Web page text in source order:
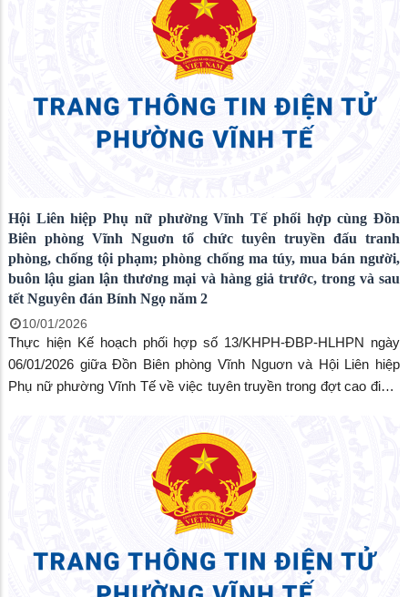
Hội Liên hiệp Phụ nữ phường Vĩnh Tế phối hợp cùng Đồn
Biên phòng Vĩnh Nguơn tổ chức tuyên truyền đấu tranh
phòng, chống tội phạm; phòng chống ma túy, mua bán người,
buôn lậu gian lận thương mại và hàng giả trước, trong và sau
tết Nguyên đán Bính Ngọ năm 2
10/01/2026
Thực hiện Kế hoạch phối hợp số 13/KHPH-ĐBP-HLHPN ngày
06/01/2026 giữa Đồn Biên phòng Vĩnh Nguơn và Hội Liên hiệp
Phụ nữ phường Vĩnh Tế về việc tuyên truyền trong đợt cao điểm
người, buôn lậu gian lận thương mại và hàng giả dịp trước, trong
và sau tết Nguyên đán Bính Ngọ năm 2026.